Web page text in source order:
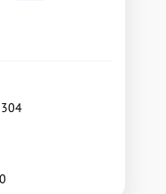
304